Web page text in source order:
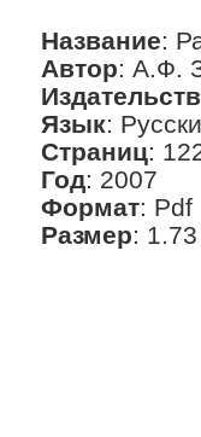
Название:
Автор: А.Ф.
Язык:
Страниц:
Год: 2007
Формат: Pdf
Размер: